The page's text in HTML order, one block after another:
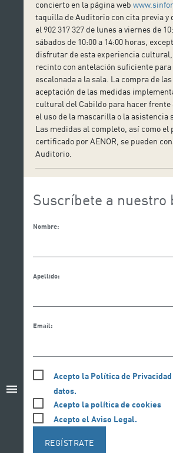
menu
concierto en la página web
taquilla de Auditorio con cita previa y
el 902 317 327 de lunes a viernes de
sábados de 10:00 a 14:00 horas,
disfrutar de esta experiencia
recinto con antelación suficiente
escalonada a la sala. La compra de
aceptación de las medidas
cultural del Cabildo para hacer frente
el uso de la mascarilla o la asistencia
Las medidas al completo, así como
certificado por AENOR, se pueden
Auditorio.
Suscríbete a nuestro
Nombre:
Apellido:
Email:
Acepto la Política de
datos.
Acepto la política de cookies
Acepto el Aviso Legal.
REGÍSTRATE